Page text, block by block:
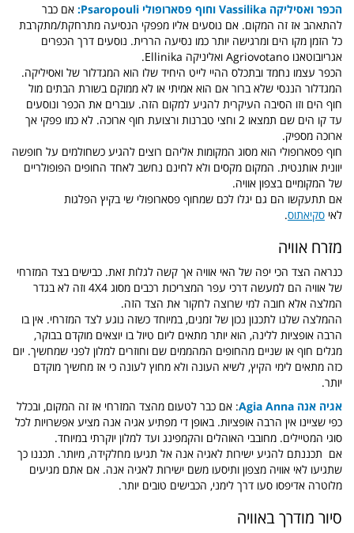
הכפר ואסיליקה Vassilika וחוף פסארופולי Psaropouli:
אם כבר
להתאהב אז זה המקום. אם נוסעים אליו מפפקי הנסיעה מתרחקת/מתקרבת
כל הזמן מקו הים ומרגישה יותר כמו נסיעה הררית. נוסעים דרך הכפרים
אגריובוטאנו Agriovotano ואליניקה Ellinika.
הכפר עצמו נחמד ובתכלס ההיי לייט היחיד שלו הוא המגדלור של ואסיליקה.
המגדלור הננסי שלא ברור אם הוא אמיתי או לא ממוקם בשורת הבתים מול
חוף הים וזו הסיבה העיקרית להגיע למקום הזה. עוברים את הכפר ונוסעים
עד קו הים שם תמצאו 2 וחצי טברנות ורצועת חוף ארוכה. לא כמו פפקי אך
ארוכה מספיק.
חוף פסארופולי הוא מסוג המקומות אליהם רוצים להגיע כשחולמים על חופשה
יוונית אותנטית. המקום מקסים ולא לחינם נחשב לאחד החופים הפופולריים
של המקומיים בצפון אוויה.
אם תתעקשו הם גם יגלו לכם שמחוף פסארופולי שי בקיץ הפלגות
לאי סקיאתוס.
מזרח אוויה
כנראה הצד הכי יפה של האי אוויה אך קשה לגלות זאת. כבישים בצד המזרחי
של אוויה הם למעשה דרכי עפר המצריכות רכבים מסוג 4X4 וזה לא בגדר
המלצה אלא חובה למי שרוצה לחקור את הצד הזה.
ההמלצה שלנו לתכנון נכון של זמנים, במיוחד כשזה נוגע לצד המזרחי. אין בו
הרבה אופציות ללינה, הוא יותר מתאים ליום טיול בו יוצאים מוקדם בבוקר,
מגלים חוף או שניים מהחופים המהממים שם וחוזרים למלון לפני שמחשיך. יום
כזה מתאים לימי הקיץ, לשיא העונה ולא מחוץ לעונה כי אז מחשיך מוקדם
יותר.
אגיה אנה Agia Anna
: אם כבר לטעום מהצד המזרחי אז זה המקום, ובכלל
כפי שציינו אין הרבה אופציות. באופן די מפתיע אגיה אנה מציע אפשרויות לכל
סוגי המטיילים. מחובבי האוהלים והקמפינג ועד למלון יוקרתי במיוחד.
אם תכננתם להגיע ישירות לאגיה אנה אל תגיעו מחלקידה, מיותר. תכננו כך
שתגיעו לאי אוויה מצפון ותיסעו משם ישירות לאגיה אנה. אם אתם מגיעים
מלוטרה אדיפסו סעו דרך לימני, הכבישים טובים יותר.
סיור מודרך באוויה